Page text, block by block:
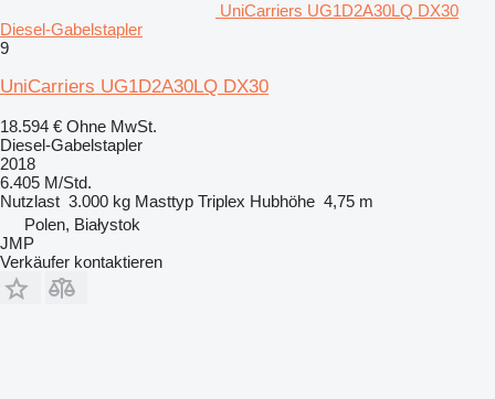
UniCarriers UG1D2A30LQ DX30
Diesel-Gabelstapler
9
UniCarriers UG1D2A30LQ DX30
18.594 € Ohne MwSt.
Diesel-Gabelstapler
2018
6.405 M/Std.
Nutzlast 3.000 kg Masttyp Triplex Hubhöhe 4,75 m
Polen, Białystok
JMP
Verkäufer kontaktieren